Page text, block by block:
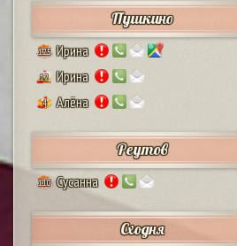
Пушкино
125 Ирина
12 Ирина
4 Алёна
Реутов
110 Сусанна
Сходня